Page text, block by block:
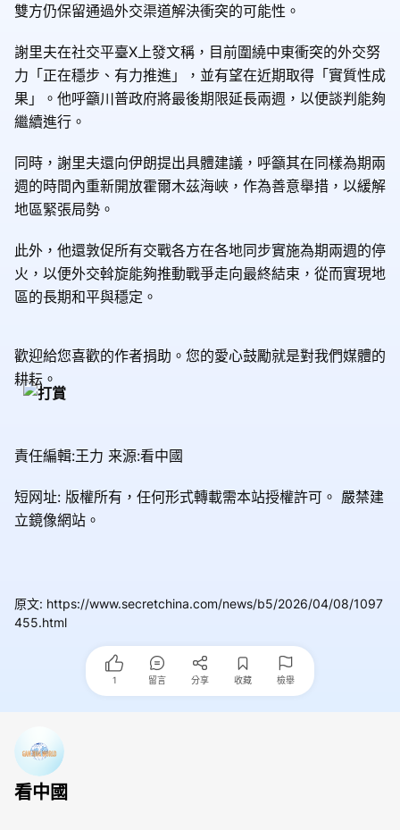
雙方仍保留通過外交渠道解決衝突的可能性。
謝里夫在社交平臺X上發文稱，目前圍繞中東衝突的外交努
力「正在穩步、有力推進」，並有望在近期取得「實質性成
果」。他呼籲川普政府將最後期限延長兩週，以便談判能夠
繼續進行。
同時，謝里夫還向伊朗提出具體建議，呼籲其在同樣為期兩
週的時間內重新開放霍爾木茲海峽，作為善意舉措，以緩解
地區緊張局勢。
此外，他還敦促所有交戰各方在各地同步實施為期兩週的停
火，以便外交斡旋能夠推動戰爭走向最終結束，從而實現地
區的長期和平與穩定。
歡迎給您喜歡的作者捐助。您的愛心鼓勵就是對我們媒體的
耕耘。
責任編輯:王力 来源:看中國
短网址: 版權所有，任何形式轉載需本站授權許可。 嚴禁建
立鏡像網站。
原文: https://www.secretchina.com/news/b5/2026/04/08/1097
455.html
1 留言 分享 收藏 檢舉
看中國